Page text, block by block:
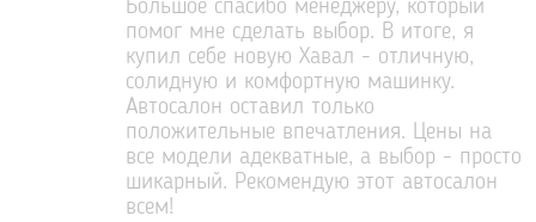
Большое спасибо менеджеру, который
помог мне сделать выбор. В итоге, я
купил себе новую Хавал - отличную,
солидную и комфортную машинку.
Автосалон оставил только
положительные впечатления. Цены на
все модели адекватные, а выбор - просто
шикарный. Рекомендую этот автосалон
всем!